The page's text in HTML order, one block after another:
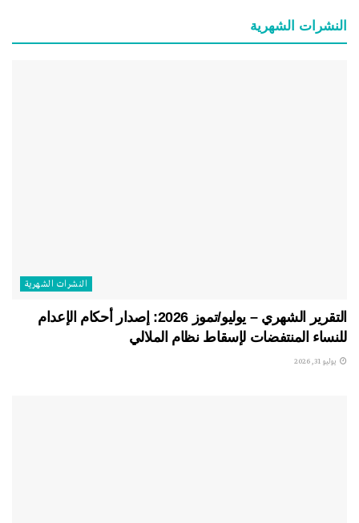
النشرات الشهریة
النشرات الشهریة
التقرير الشهري – يوليو/تموز 2026: إصدار أحكام الإعدام
للنساء المنتفضات لإسقاط نظام الملالي
يوليو 31, 2026